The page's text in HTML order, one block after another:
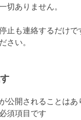
切ありません。
止も連絡するだけ
さい。
公開されることはあ
須項目です